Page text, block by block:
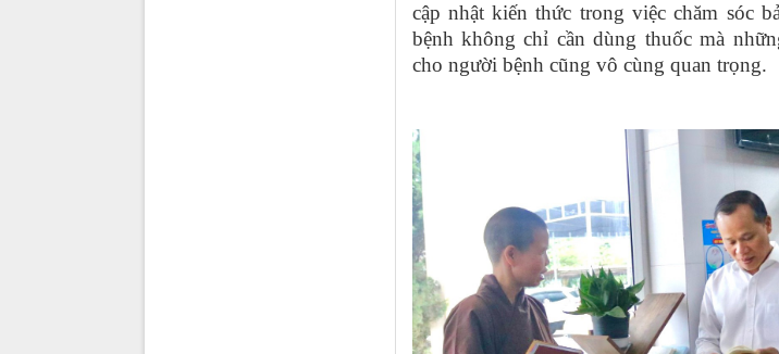
cập nhật kiến thức trong việc chăm sóc
bệnh không chỉ cần dùng thuốc mà
cho người bệnh cũng vô cùng quan trọng.